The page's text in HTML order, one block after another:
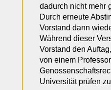
dadurch nicht mehr
Durch erneute
Vorstand dann
Während dieser
Vorstand den
von einem
Universität prüfen